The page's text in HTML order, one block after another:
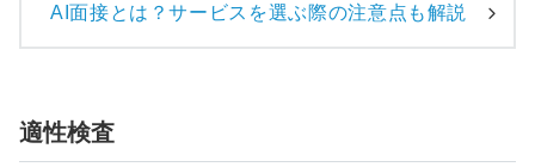
AI面接とは？サービスを選ぶ際の注意点も解説
適性検査